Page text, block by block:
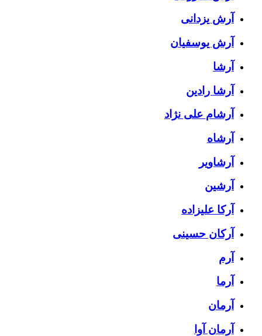
آرش یزدانی
آرش یوسفیان
آرشا
آرشا رادین
آرشام علی نژاد
آرشاه
آرشاویر
آرشین
آرکا علیزاده
آرکان حسینی
آرم
آرما
آرمان
آرمان آوا